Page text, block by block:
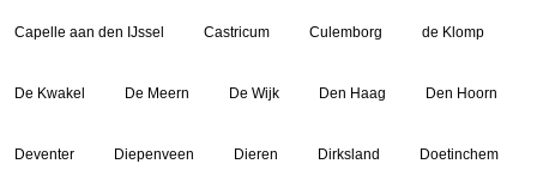
Capelle aan den IJssel Castricum Culemborg de Klomp
De Kwakel De Meern De Wijk Den Haag Den Hoorn
Deventer Diepenveen Dieren Dirksland Doetinchem